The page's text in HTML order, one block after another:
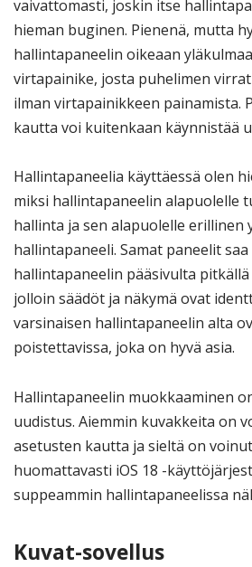
vaivattomasti, joskin itse
hieman buginen. Pienenä, mutta
hallintapaneelin oikeaan
virtapainike, josta puhelimen
ilman virtapainikkeen painamista.
kautta voi kuitenkaan käynnistää
Hallintapaneelia käyttäessä olen
miksi hallintapaneelin alapuolelle
hallinta ja sen alapuolelle erillinen
hallintapaneeli. Samat paneelit
hallintapaneelin pääsivulta
jolloin säädöt ja näkymä ovat
varsinaisen hallintapaneelin alta
poistettavissa, joka on hyvä asia.
Hallintapaneelin muokkaaminen
uudistus. Aiemmin kuvakkeita on
asetusten kautta ja sieltä on
huomattavasti iOS 18 -
suppeammin hallintapaneelissa
Kuvat-sovellus